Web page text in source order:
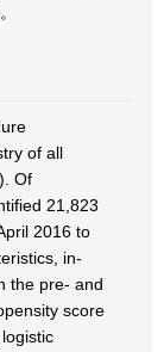
of all
Of
21,823
2016 to
in-
the pre- and
score